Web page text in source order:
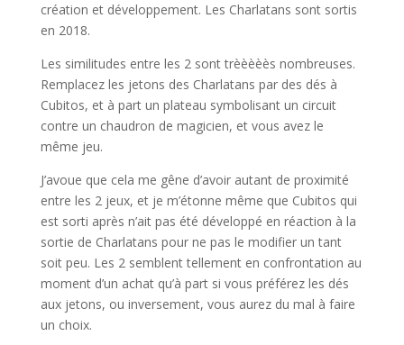
création et développement. Les Charlatans sont sortis
en 2018.
Les similitudes entre les 2 sont trèèèèès nombreuses.
Remplacez les jetons des Charlatans par des dés à
Cubitos, et à part un plateau symbolisant un circuit
contre un chaudron de magicien, et vous avez le
même jeu.
J’avoue que cela me gêne d’avoir autant de proximité
entre les 2 jeux, et je m’étonne même que Cubitos qui
est sorti après n’ait pas été développé en réaction à la
sortie de Charlatans pour ne pas le modifier un tant
soit peu. Les 2 semblent tellement en confrontation au
moment d’un achat qu’à part si vous préférez les dés
aux jetons, ou inversement, vous aurez du mal à faire
un choix.